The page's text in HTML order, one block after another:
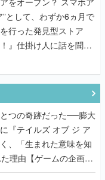
”として、わずか6ヵ月で
行った発見型ストア
』仕掛け人に話を聞い
とつの奇跡だった──膨大
『テイルズ オブ ジ ア
、「生まれた意味を知
理由【ゲームの企画